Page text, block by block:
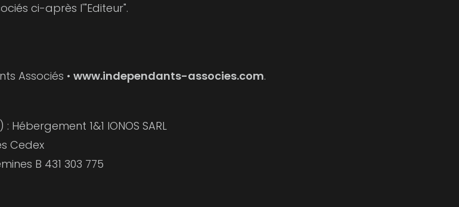
ci-après l'"Editeur".
Associés • www.independants-associes.com.
1&1 IONOS SARL
Cedex
B 431 303 775